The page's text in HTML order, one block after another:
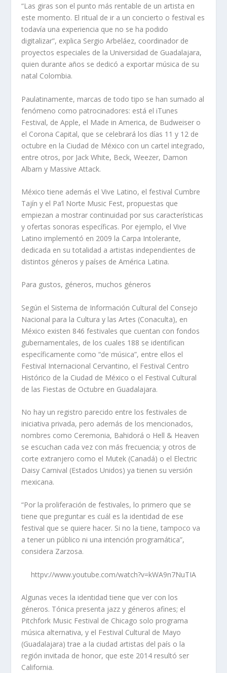
“Las giras son el punto más rentable de un artista en
este momento. El ritual de ir a un concierto o festival es
todavía una experiencia que no se ha podido
digitalizar”, explica Sergio Arbeláez, coordinador de
proyectos especiales de la Universidad de Guadalajara,
quien durante años se dedicó a exportar música de su
natal Colombia.
Paulatinamente, marcas de todo tipo se han sumado al
fenómeno como patrocinadores: está el iTunes
Festival, de Apple, el Made in America, de Budweiser o
el Corona Capital, que se celebrará los días 11 y 12 de
octubre en la Ciudad de México con un cartel integrado,
entre otros, por Jack White, Beck, Weezer, Damon
Albarn y Massive Attack.
México tiene además el Vive Latino, el festival Cumbre
Tajín y el Pa’l Norte Music Fest, propuestas que
empiezan a mostrar continuidad por sus características
y ofertas sonoras específicas. Por ejemplo, el Vive
Latino implementó en 2009 la Carpa Intolerante,
dedicada en su totalidad a artistas independientes de
distintos géneros y países de América Latina.
Para gustos, géneros, muchos géneros
Según el Sistema de Información Cultural del Consejo
Nacional para la Cultura y las Artes (Conaculta), en
México existen 846 festivales que cuentan con fondos
gubernamentales, de los cuales 188 se identifican
específicamente como “de música”, entre ellos el
Festival Internacional Cervantino, el Festival Centro
Histórico de la Ciudad de México o el Festival Cultural
de las Fiestas de Octubre en Guadalajara.
No hay un registro parecido entre los festivales de
iniciativa privada, pero además de los mencionados,
nombres como Ceremonia, Bahidorá o Hell & Heaven
se escuchan cada vez con más frecuencia; y otros de
corte extranjero como el Mutek (Canadá) o el Electric
Daisy Carnival (Estados Unidos) ya tienen su versión
mexicana.
“Por la proliferación de festivales, lo primero que se
tiene que preguntar es cuál es la identidad de ese
festival que se quiere hacer. Si no la tiene, tampoco va
a tener un público ni una intención programática”,
considera Zarzosa.
httpv://www.youtube.com/watch?v=kWA9n7NuTIA
Algunas veces la identidad tiene que ver con los
géneros. Tónica presenta jazz y géneros afines; el
Pitchfork Music Festival de Chicago solo programa
música alternativa, y el Festival Cultural de Mayo
(Guadalajara) trae a la ciudad artistas del país o la
región invitada de honor, que este 2014 resultó ser
California.